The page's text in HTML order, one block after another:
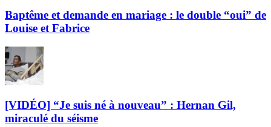
Baptême et demande en mariage : le double “oui” de
Louise et Fabrice
[VIDÉO] “Je suis né à nouveau” : Hernan Gil,
miraculé du séisme